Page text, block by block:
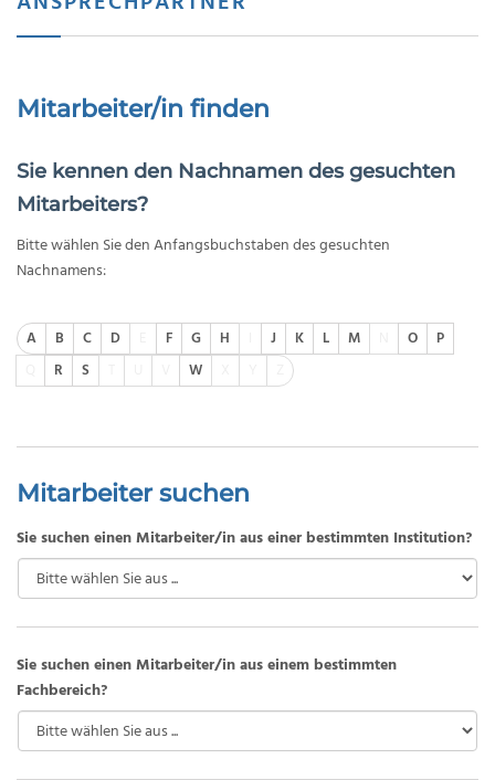
Mitarbeiter/in finden
Sie kennen den Nachnamen des gesuchten
Mitarbeiters?
Bitte wählen Sie den Anfangsbuchstaben des gesuchten
Nachnamens:
A B C D F G H J K L M O
P
R S W
Mitarbeiter suchen
Sie suchen einen Mitarbeiter/in aus einer bestimmten Institution?
Sie suchen einen Mitarbeiter/in aus einem bestimmten
Fachbereich?